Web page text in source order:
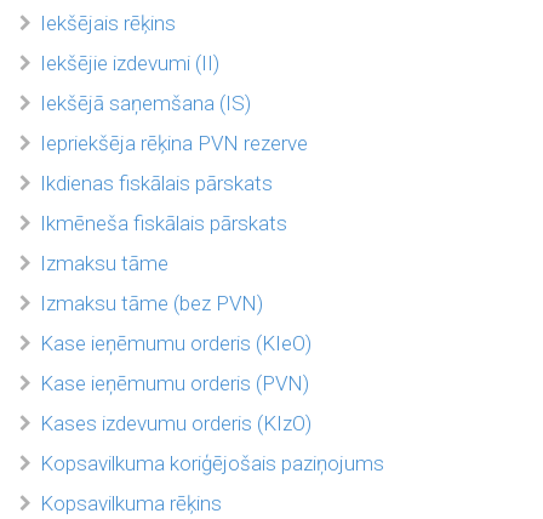
Iekšējais rēķins
Iekšējie izdevumi (II)
Iekšējā saņemšana (IS)
Iepriekšēja rēķina PVN rezerve
Ikdienas fiskālais pārskats
Ikmēneša fiskālais pārskats
Izmaksu tāme
Izmaksu tāme (bez PVN)
Kase ieņēmumu orderis (KIeO)
Kase ieņēmumu orderis (PVN)
Kases izdevumu orderis (KIzO)
Kopsavilkuma koriģējošais paziņojums
Kopsavilkuma rēķins